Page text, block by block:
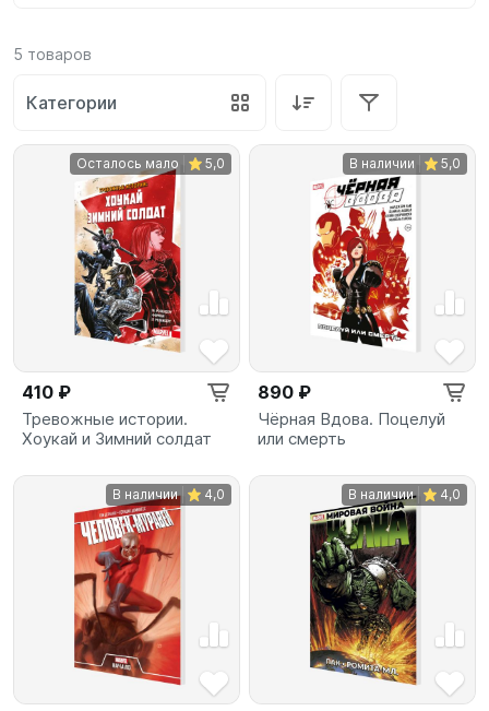
5 товаров
Категории
Осталось мало 5,0
410 ₽
Тревожные истории.
Хоукай и Зимний солдат
В наличии 5,0
890 ₽
Чёрная Вдова. Поцелуй
или смерть
В наличии 4,0 В наличии 4,0